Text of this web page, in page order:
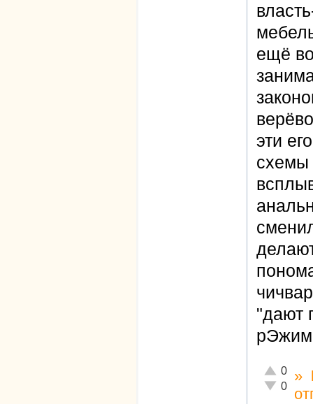
ещё
эти
схемы
"дают
Отлично!
0
0
»